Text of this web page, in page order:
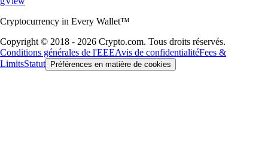
Cryptocurrency in Every Wallet™
Copyright © 2018 - 2026 Crypto.com. Tous droits réservés.
Conditions générales de l'EEEAvis de confidentialitéFees &
LimitsStatut Préférences en matière de cookies